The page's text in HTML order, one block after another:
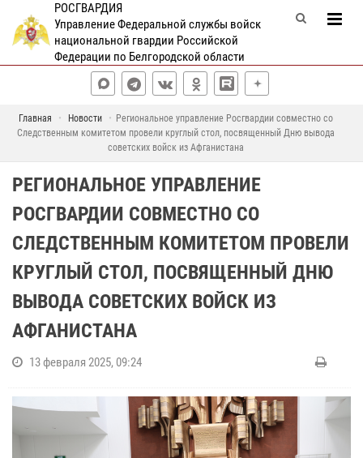
РОСГВАРДИЯ
Управление Федеральной службы войск
национальной гвардии Российской
Федерации по Белгородской области
Главная Новости
Региональное управление Росгвардии совместно со
Следственным комитетом провели круглый стол, посвященный Дню вывода
советских войск из Афганистана
РЕГИОНАЛЬНОЕ УПРАВЛЕНИЕ
РОСГВАРДИИ СОВМЕСТНО СО
СЛЕДСТВЕННЫМ КОМИТЕТОМ ПРОВЕЛИ
КРУГЛЫЙ СТОЛ, ПОСВЯЩЕННЫЙ ДНЮ
ВЫВОДА СОВЕТСКИХ ВОЙСК ИЗ
АФГАНИСТАНА
13 февраля 2025, 09:24